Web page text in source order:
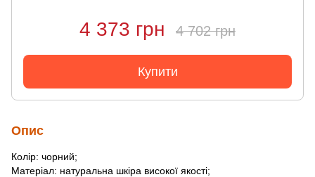
4 373 грн 4 702 грн
Купити
Опис
Колір: чорний;
Матеріал: натуральна шкіра високої якості;